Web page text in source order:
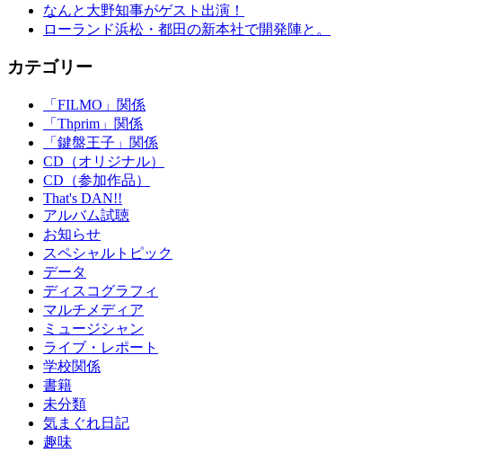
なんと大野知事がゲスト出演！
ローランド浜松・都田の新本社で開発陣と。
カテゴリー
「FILMO」関係
「Thprim」関係
「鍵盤王子」関係
CD（オリジナル）
CD（参加作品）
That's DAN!!
アルバム試聴
お知らせ
スペシャルトピック
データ
ディスコグラフィ
マルチメディア
ミュージシャン
ライブ・レポート
学校関係
書籍
未分類
気まぐれ日記
趣味